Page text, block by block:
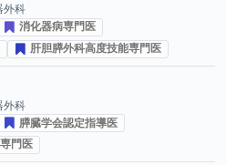
外科
消化器病専門医
肝胆膵外科高度技能専門医
外科
膵臓学会認定指導医
門医